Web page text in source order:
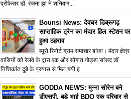
प्रोफेसर डॉ. रंजना झा ने शनिवार...
Bounsi News: देवघर डिब्रूगढ़
साप्ताहिक ट्रेन का मंदार हिल स्टेशन पर
हुआ ठहराव
ब्यूरो रिपोर्ट ग्राम समाचार बांका। मंदार क्षेत्र
वासियों को रेलवे के द्वारा एक और सौगात गोड्डा सांसद डॉ
निशिकांत दुबे के प्रयास से मिल गयी ह...
GODDA NEWS: मुन्ना सोरेन बने
डीएसपी, बड़े भाई BDO एक परिवार से